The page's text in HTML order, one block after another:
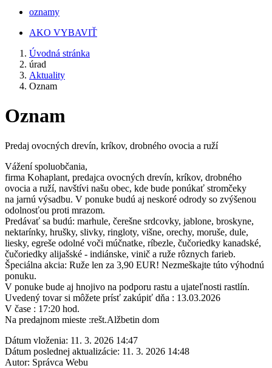
oznamy
AKO VYBAVIŤ
Úvodná stránka
úrad
Aktuality
Oznam
Oznam
Predaj ovocných drevín, kríkov, drobného ovocia a ruží
Vážení spoluobčania,
firma Kohaplant, predajca ovocných drevín, kríkov, drobného
ovocia a ruží, navštívi našu obec, kde bude ponúkať stromčeky
na jarnú výsadbu. V ponuke budú aj neskoré odrody so zvýšenou
odolnosťou proti mrazom.
Predávať sa budú: marhule, čerešne srdcovky, jablone, broskyne,
nektarínky, hrušky, slivky, ringloty, višne, orechy, moruše, dule,
liesky, egreše odolné voči múčnatke, ríbezle, čučoriedky kanadské,
čučoriedky alijašské - indiánske, vinič a ruže rôznych farieb.
Špeciálna akcia: Ruže len za 3,90 EUR! Nezmeškajte túto výhodnú
ponuku.
V ponuke bude aj hnojivo na podporu rastu a ujateľnosti rastlín.
Uvedený tovar si môžete prísť zakúpiť dňa : 13.03.2026
V čase : 17:20 hod.
Na predajnom mieste :rešt.Alžbetin dom
Dátum vloženia: 11. 3. 2026 14:47
Dátum poslednej aktualizácie: 11. 3. 2026 14:48
Autor: Správca Webu